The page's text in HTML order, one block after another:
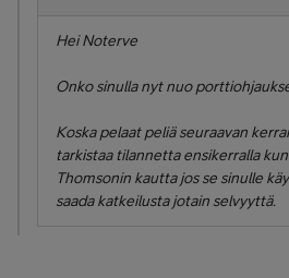
Hei Noterve
Onko sinulla nyt nuo
Koska pelaat peliä seuraavan
tarkistaa tilannetta ensikerralla
Thomsonin kautta jos se sinulle
saada katkeilusta jotain selvyyttä.